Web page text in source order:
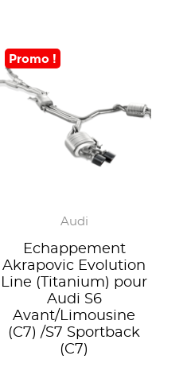
Promo !
Audi
Echappement
Akrapovic Evolution
Line (Titanium) pour
Audi S6
Avant/Limousine
(C7) /S7 Sportback
(C7)